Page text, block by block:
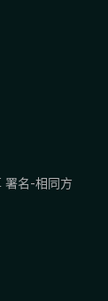
署名-相同方